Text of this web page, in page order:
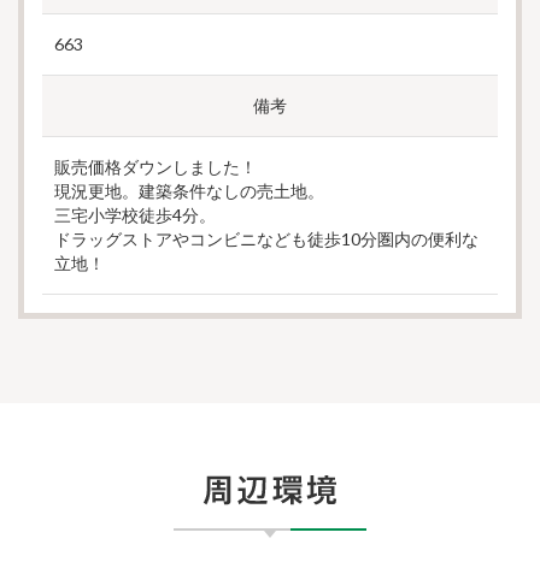
663
備考
販売価格ダウンしました！
現況更地。建築条件なしの売土地。
三宅小学校徒歩4分。
ドラッグストアやコンビニなども徒歩10分圏内の便利な
立地！